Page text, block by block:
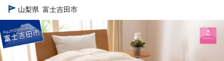
山梨県 富士吉田市